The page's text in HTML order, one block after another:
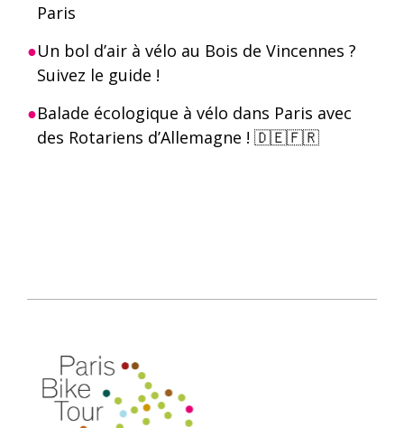
Paris
Un bol d’air à vélo au Bois de Vincennes ?
Suivez le guide !
Balade écologique à vélo dans Paris avec
des Rotariens d’Allemagne ! 🇩🇪🇫🇷